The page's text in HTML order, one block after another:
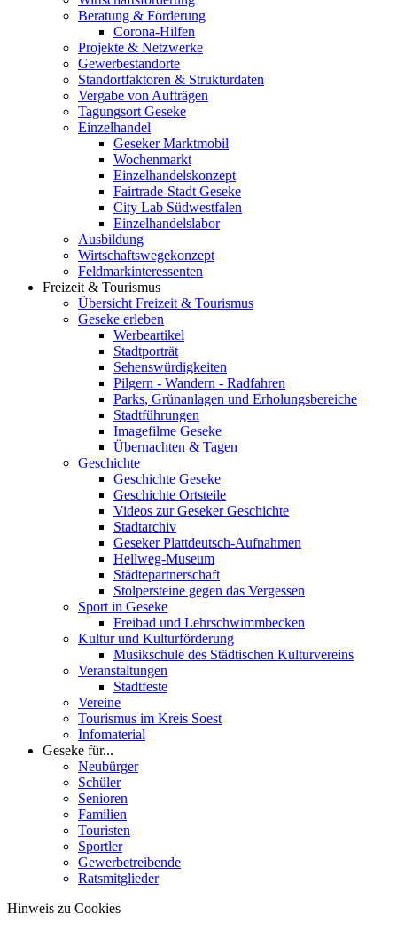
Beratung & Förderung
Corona-Hilfen
Projekte & Netzwerke
Gewerbestandorte
Standortfaktoren & Strukturdaten
Vergabe von Aufträgen
Tagungsort Geseke
Einzelhandel
Geseker Marktmobil
Wochenmarkt
Einzelhandelskonzept
Fairtrade-Stadt Geseke
City Lab Südwestfalen
Einzelhandelslabor
Ausbildung
Wirtschaftswegekonzept
Feldmarkinteressenten
Freizeit & Tourismus
Übersicht Freizeit & Tourismus
Geseke erleben
Werbeartikel
Stadtporträt
Sehenswürdigkeiten
Pilgern - Wandern - Radfahren
Parks, Grünanlagen und Erholungsbereiche
Stadtführungen
Imagefilme Geseke
Übernachten & Tagen
Geschichte
Geschichte Geseke
Geschichte Ortsteile
Videos zur Geseker Geschichte
Stadtarchiv
Geseker Plattdeutsch-Aufnahmen
Hellweg-Museum
Städtepartnerschaft
Stolpersteine gegen das Vergessen
Sport in Geseke
Freibad und Lehrschwimmbecken
Kultur und Kulturförderung
Musikschule des Städtischen Kulturvereins
Veranstaltungen
Stadtfeste
Vereine
Tourismus im Kreis Soest
Infomaterial
Geseke für...
Neubürger
Schüler
Senioren
Familien
Touristen
Sportler
Gewerbetreibende
Ratsmitglieder
Hinweis zu Cookies